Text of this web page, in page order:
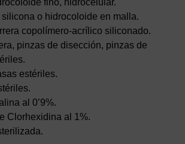
fino, hidrocelular.
o hidrocoloide en malla.
copolímero-acrílico siliconado.
pinzas de disección, pinzas de
estériles.
al 0’9%.
Clorhexidina al 1%.